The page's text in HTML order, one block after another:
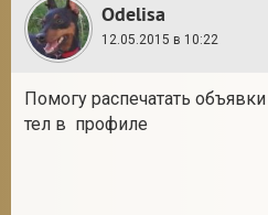
Odelisa
12.05.2015 в 10:22
Помогу распечатать
тел в профиле